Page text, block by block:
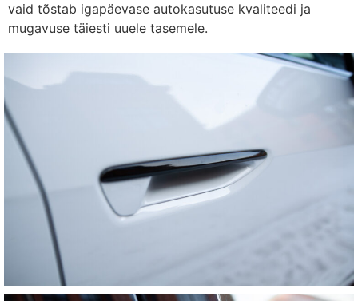
vaid tõstab igapäevase autokasutuse kvaliteedi ja
mugavuse täiesti uuele tasemele.